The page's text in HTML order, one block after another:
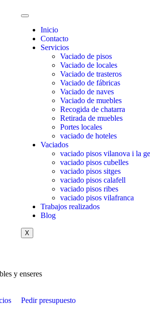
Inicio
Contacto
Servicios
Vaciado de pisos
Vaciado de locales
Vaciado de trasteros
Vaciado de fábricas
Vaciado de naves
Vaciado de muebles
Recogida de chatarra
Retirada de muebles
Portes locales
vaciado de hoteles
Vaciados
vaciado pisos vilanova i la
vaciado pisos cubelles
vaciado pisos sitges
vaciado pisos calafell
vaciado pisos ribes
vaciado pisos vilafranca
Trabajos realizados
Blog
X
y enseres
Pedir presupuesto